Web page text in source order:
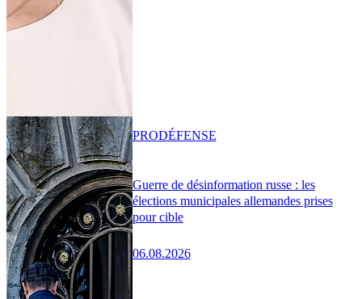
Guerre de désinformation russe : les
élections municipales allemandes prises
pour cible
06.08.2026
PRODÉFENSE